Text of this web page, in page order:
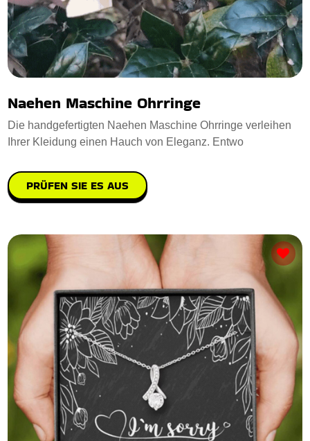
Naehen Maschine Ohrringe
Die handgefertigten Naehen Maschine Ohrringe verleihen
Ihrer Kleidung einen Hauch von Eleganz. Entwo
PRÜFEN SIE ES AUS